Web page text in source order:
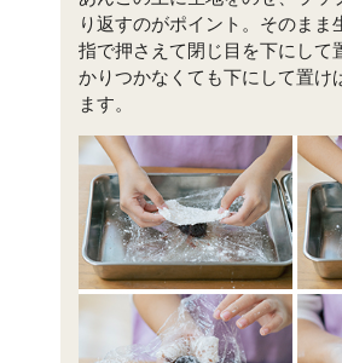
り返すのがポイント。そのまま
指で押さえて閉じ目を下にして
かりつかなくても下にして置け
ます。